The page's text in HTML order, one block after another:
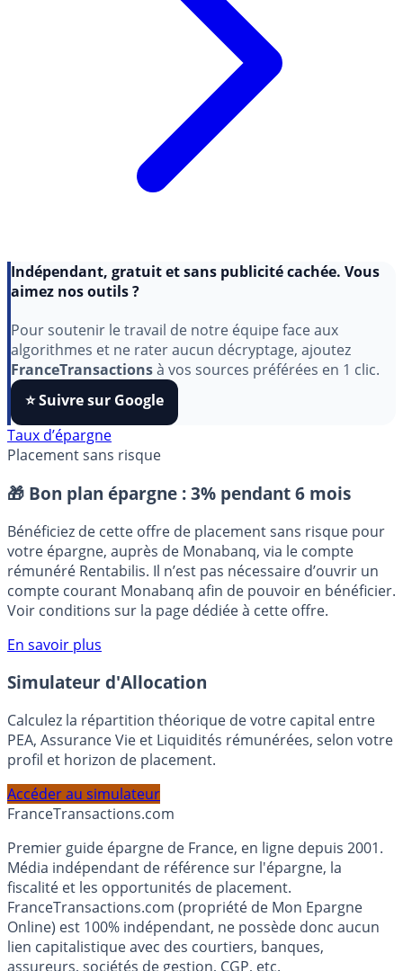
aimez nos outils ?
Pour soutenir le travail de notre équipe face aux
algorithmes et ne rater aucun décryptage, ajoutez
FranceTransactionsà vos sources préférées en 1 clic.
⭐️ Suivre sur Google
Placement sans risque
🎁 Bon plan épargne : 3% pendant 6 mois
Bénéficiez de cette offre de placement sans risque pour
votre épargne, auprès de Monabanq, via le compte
rémunéré Rentabilis. Il n’est pas nécessaire d’ouvrir un
compte courant Monabanq afin de pouvoir en bénéficier.
Voir conditions sur la page dédiée à cette offre.
En savoir plus
Simulateur d'Allocation
Calculez la répartition théorique de votre capital entre
profil et horizon de placement.
FranceTransactions.com
Premier guide épargne de France, en ligne depuis 2001.
Média indépendant de référence sur l'épargne, la
fiscalité et les opportunités de placement.
FranceTransactions.com (propriété de Mon Epargne
Online) est 100% indépendant, ne possède donc aucun